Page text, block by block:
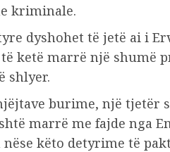
kriminale.
dyshohet të jetë ai i
ketë marrë një shumë
shlyer.
burime, një tjetër
marrë me fajde nga
këto detyrime të